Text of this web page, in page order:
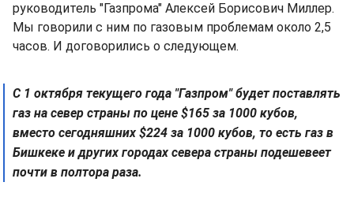
руководитель "Газпрома" Алексей Борисович Миллер.
Мы говорили с ним по газовым проблемам около 2,5
часов. И договорились о следующем.
С 1 октября текущего года "Газпром" будет поставлять
газ на север страны по цене $165 за 1000 кубов,
вместо сегодняшних $224 за 1000 кубов, то есть газ в
Бишкеке и других городах севера страны подешевеет
почти в полтора раза.